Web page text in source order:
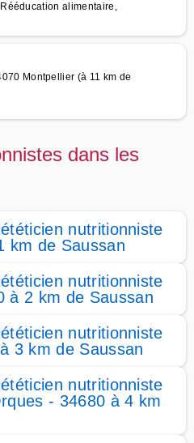
alimentaire,
Montpellier (à 11 km de
dans les
nutritionniste
km de Saussan
nutritionniste
à 2 km de Saussan
nutritionniste
3 km de Saussan
nutritionniste
- 34680 à 4 km